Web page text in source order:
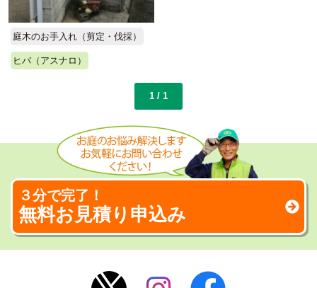
庭木のお手入れ（剪定・伐採）
ヒバ（アスナロ）
1 / 1
３分で完了！
無料お見積り申込み